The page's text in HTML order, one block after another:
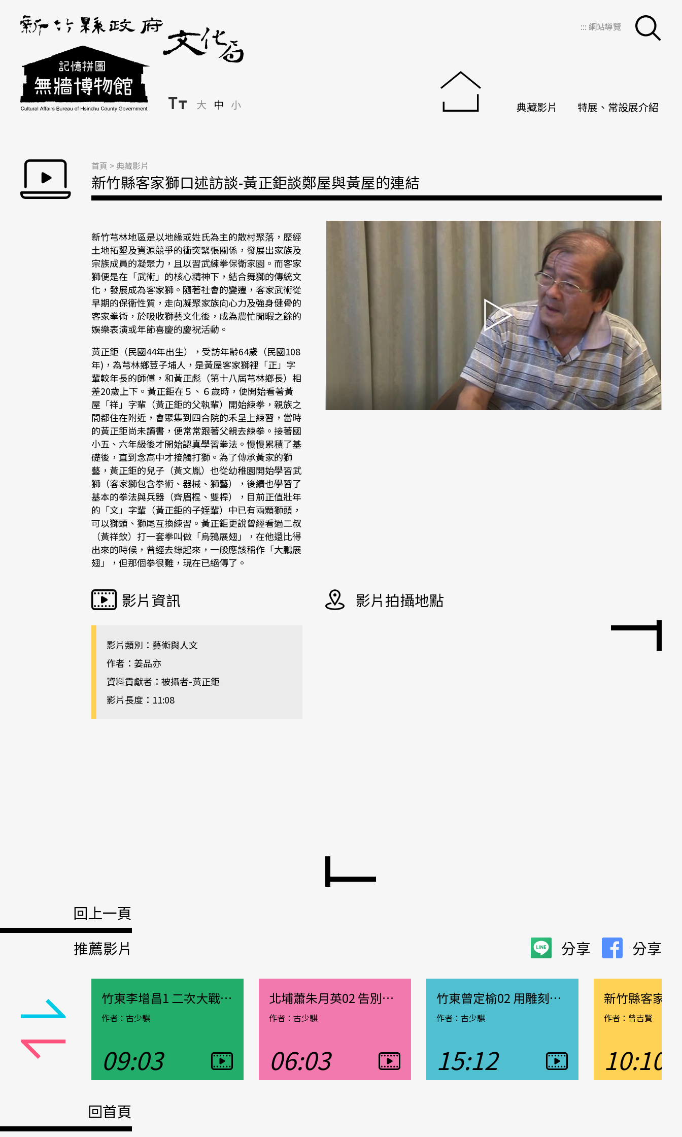
大 中 小 典藏影片 特展、常設展介紹
::: 網站導覽
首頁 > 典藏影片
新竹縣客家獅口述訪談-黃正鉅談鄭屋與黃屋的連結
新竹芎林地區是以地緣或姓氏為主的散村聚落，歷經
土地拓墾及資源競爭的衝突緊張關係，發展出家族及
宗族成員的凝聚力，且以習武練拳保衛家園。而客家
獅便是在「武術」的核心精神下，結合舞獅的傳統文
化，發展成為客家獅。隨著社會的變遷，客家武術從
早期的保衛性質，走向凝聚家族向心力及強身健骨的
客家拳術，於吸收獅藝文化後，成為農忙閒暇之餘的
娛樂表演或年節喜慶的慶祝活動。
黃正鉅（民國44年出生），受訪年齡64歲（民國108
年)，為芎林鄉荳子埔人，是黃屋客家獅裡「正」字
輩較年長的師傅，和黃正彪（第十八屆芎林鄉長）相
差20歲上下。黃正鉅在５、６歲時，便開始看著黃
屋「祥」字輩（黃正鉅的父執輩）開始練拳，親族之
間都住在附近，會聚集到四合院的禾呈上練習，當時
的黃正鉅尚未讀書，便常常跟著父親去練拳。接著國
小五、六年級後才開始認真學習拳法。慢慢累積了基
礎後，直到念高中才接觸打獅。為了傳承黃家的獅
藝，黃正鉅的兒子（黃文胤）也從幼稚園開始學習武
獅（客家獅包含拳術、器械、獅藝），後續也學習了
基本的拳法與兵器（齊眉棍、雙桿），目前正值壯年
的「文」字輩（黃正鉅的子姪輩）中已有兩顆獅頭，
可以獅頭、獅尾互換練習。黃正鉅更說曾經看過二叔
（黃祥欽）打一套拳叫做「烏鴉展翅」，在他還比得
出來的時候，曾經去錄起來，一般應該稱作「大鵬展
翅」，但那個拳很難，現在已絕傳了。
影片資訊
影片類別：藝術與人文
作者：姜品亦
資料貢獻者：被攝者-黃正鉅
影片長度：11:08
影片拍攝地點
回上一頁
推薦影片
分享 分享
竹東梁煜堃03 二戰末期在新幾內亞「現地自活」
觀看影片
竹東李增昌1 二次大戰到日本造飛機的少年工
作者：古少騏
09:03 觀看影片
北埔蕭朱月英02 告別流浪家庭的歲月
作者：古少騏
06:03 觀看影片
竹東曾定榆02 用雕刻寫日記
作者：古少騏
15:12 觀看影片
作者：曾吉賢
10:10
回首頁